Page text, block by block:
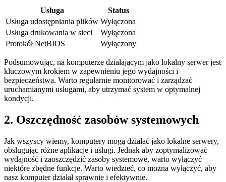
Usługa
Status
Usługa udostępniania plików Wyłączona
Usługa drukowania w sieci
Wyłączona
Protokół NetBIOS
Wyłączony
Podsumowując, na ​komputerze działającym jako lokalny serwer ⁣jest
kluczowym krokiem w ​zapewnieniu ​jego wydajności ⁢i
bezpieczeństwa. Warto regularnie monitorować ⁣i zarządzać
uruchamianymi usługami, ⁤aby utrzymać system w optymalnej
kondycji.
2. Oszczędność ⁢zasobów systemowych
Jak wszyscy wiemy, komputery mogą działać jako ‌lokalne serwery,
obsługując różne aplikacje i usługi. ​Jednak aby zoptymalizować
wydajność i zaoszczędzić‍ zasoby ⁣systemowe, warto ‌wyłączyć
⁢niektóre zbędne funkcje. Warto wiedzieć, co ⁤można wyłączyć, aby
nasz ‌komputer działał sprawnie i efektywnie.